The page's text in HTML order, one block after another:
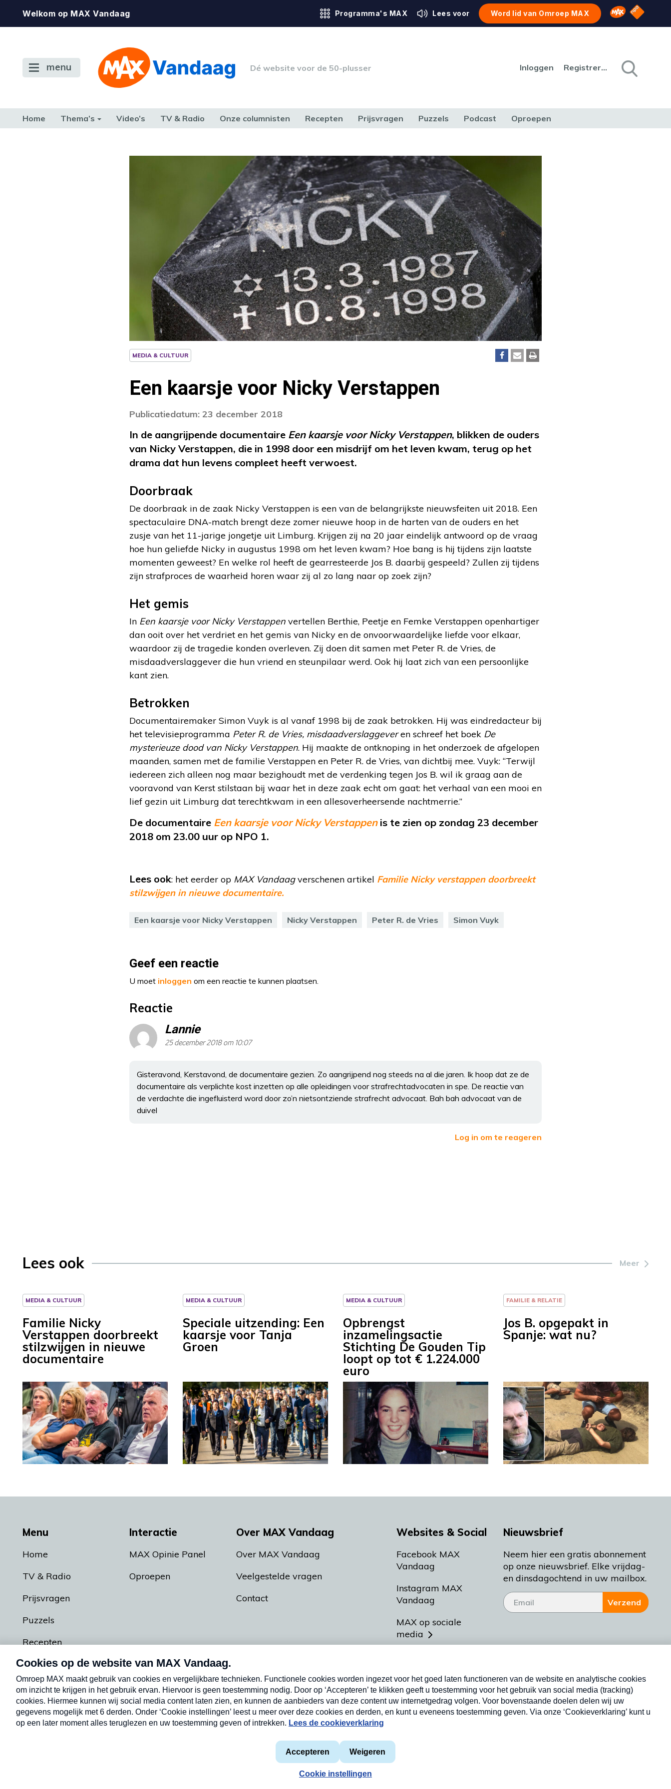
Welkom op MAX Vandaag Programma's MAX Lees voor Word lid van Omroep MAX Omroep MAX
NPO
menu Dé website voor de 50-plusser Inloggen Registreren
Home Thema’s Video’s TV & Radio Onze columnisten Recepten Prijsvragen Puzzels Podcast Oproepen
MEDIA & CULTUUR
Een kaarsje voor Nicky Verstappen
Publicatiedatum: 23 december 2018
In de aangrijpende documentaire Een kaarsje voor Nicky Verstappen, blikken de ouders
van Nicky Verstappen, die in 1998 door een misdrijf om het leven kwam, terug op het
drama dat hun levens compleet heeft verwoest.
Doorbraak
De doorbraak in de zaak Nicky Verstappen is een van de belangrijkste nieuwsfeiten uit 2018. Een
spectaculaire DNA-match brengt deze zomer nieuwe hoop in de harten van de ouders en het
zusje van het 11-jarige jongetje uit Limburg. Krijgen zij na 20 jaar eindelijk antwoord op de vraag
hoe hun geliefde Nicky in augustus 1998 om het leven kwam? Hoe bang is hij tijdens zijn laatste
momenten geweest? En welke rol heeft de gearresteerde Jos B. daarbij gespeeld? Zullen zij tijdens
zijn strafproces de waarheid horen waar zij al zo lang naar op zoek zijn?
Het gemis
In Een kaarsje voor Nicky Verstappen vertellen Berthie, Peetje en Femke Verstappen openhartiger
dan ooit over het verdriet en het gemis van Nicky en de onvoorwaardelijke liefde voor elkaar,
waardoor zij de tragedie konden overleven. Zij doen dit samen met Peter R. de Vries, de
misdaadverslaggever die hun vriend en steunpilaar werd. Ook hij laat zich van een persoonlijke
kant zien.
Betrokken
Documentairemaker Simon Vuyk is al vanaf 1998 bij de zaak betrokken. Hij was eindredacteur bij
het televisieprogramma Peter R. de Vries, misdaadverslaggeveren schreef het boek De
mysterieuze dood van Nicky Verstappen. Hij maakte de ontknoping in het onderzoek de afgelopen
maanden, samen met de familie Verstappen en Peter R. de Vries, van dichtbij mee. Vuyk: “Terwijl
iedereen zich alleen nog maar bezighoudt met de verdenking tegen Jos B. wil ik graag aan de
vooravond van Kerst stilstaan bij waar het in deze zaak echt om gaat: het verhaal van een mooi en
lief gezin uit Limburg dat terechtkwam in een allesoverheersende nachtmerrie.”
De documentaire Een kaarsje voor Nicky Verstappenis te zien op zondag 23 december
2018 om 23.00 uur op NPO 1.
Lees ook: het eerder op MAX Vandaagverschenen artikel Familie Nicky verstappen doorbreekt
stilzwijgen in nieuwe documentaire.
Een kaarsje voor Nicky Verstappen Nicky Verstappen Peter R. de Vries Simon Vuyk
Geef een reactie
U moet inloggen om een reactie te kunnen plaatsen.
Reactie
Lannie
25 december 2018 om 10:07
Gisteravond, Kerstavond, de documentaire gezien. Zo aangrijpend nog steeds na al die jaren. Ik hoop dat ze de
documentaire als verplichte kost inzetten op alle opleidingen voor strafrechtadvocaten in spe. De reactie van
de verdachte die ingefluisterd word door zo’n nietsontziende strafrecht advocaat. Bah bah advocaat van de
duivel
Log in om te reageren
Lees ook Meer
MEDIA & CULTUUR
Familie Nicky
Verstappen doorbreekt
stilzwijgen in nieuwe
documentaire
MEDIA & CULTUUR
Speciale uitzending: Een
kaarsje voor Tanja
Groen
MEDIA & CULTUUR
Opbrengst
inzamelingsactie
Stichting De Gouden Tip
loopt op tot € 1.224.000
euro
FAMILIE & RELATIE
Jos B. opgepakt in
Spanje: wat nu?
Menu
Home
TV & Radio
Prijsvragen
Puzzels
Recepten
Podcasts
Interactie
MAX Opinie Panel
Oproepen
Over MAX Vandaag
Over MAX Vandaag
Veelgestelde vragen
Contact
Websites & Social
Facebook MAX
Vandaag
Instagram MAX
Vandaag
MAX op sociale
media
Meldpunt Actueel
Heel Holland Bakt
Nieuwsbrief
Neem hier een gratis abonnement
op onze nieuwsbrief. Elke vrijdag-
en dinsdagochtend in uw mailbox.
Verzend
Privacyverklaring
Cookieverklaring
Nieuwsbrief
Neem hier een gratis abonnement op onze